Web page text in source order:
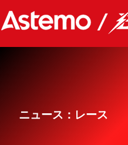
ニュース
グッズ
ニュース：レース